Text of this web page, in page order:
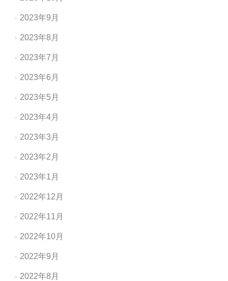
2023年9月
2023年8月
2023年7月
2023年6月
2023年5月
2023年4月
2023年3月
2023年2月
2023年1月
2022年12月
2022年11月
2022年10月
2022年9月
2022年8月